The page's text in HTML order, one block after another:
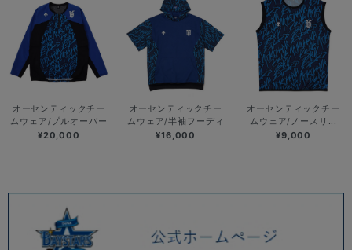
オーセンティックチー
ムウェア/プルオーバー
¥20,000
オーセンティックチー
ムウェア/半袖フーディ
¥16,000
オーセンティックチー
ムウェア/ノースリ...
¥9,000